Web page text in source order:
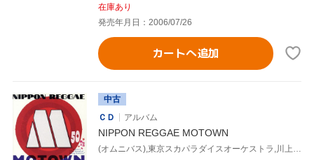
在庫あり
発売年月日：2006/07/26
カートへ追加
中古
ＣＤ
アルバム
NIPPON REGGAE MOTOWN